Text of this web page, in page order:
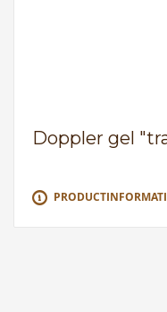
Doppler gel